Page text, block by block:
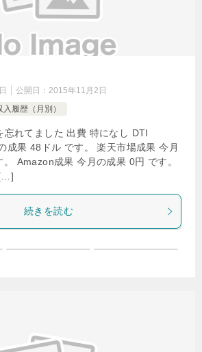
公開日： 2015年11月2日
入履歴（月別）
忘れてました 出費 特になし DTI
成果 48ドル です。 楽天市場成果 今月
Amazon成果 今月の成果 0円 です。
続きを読む